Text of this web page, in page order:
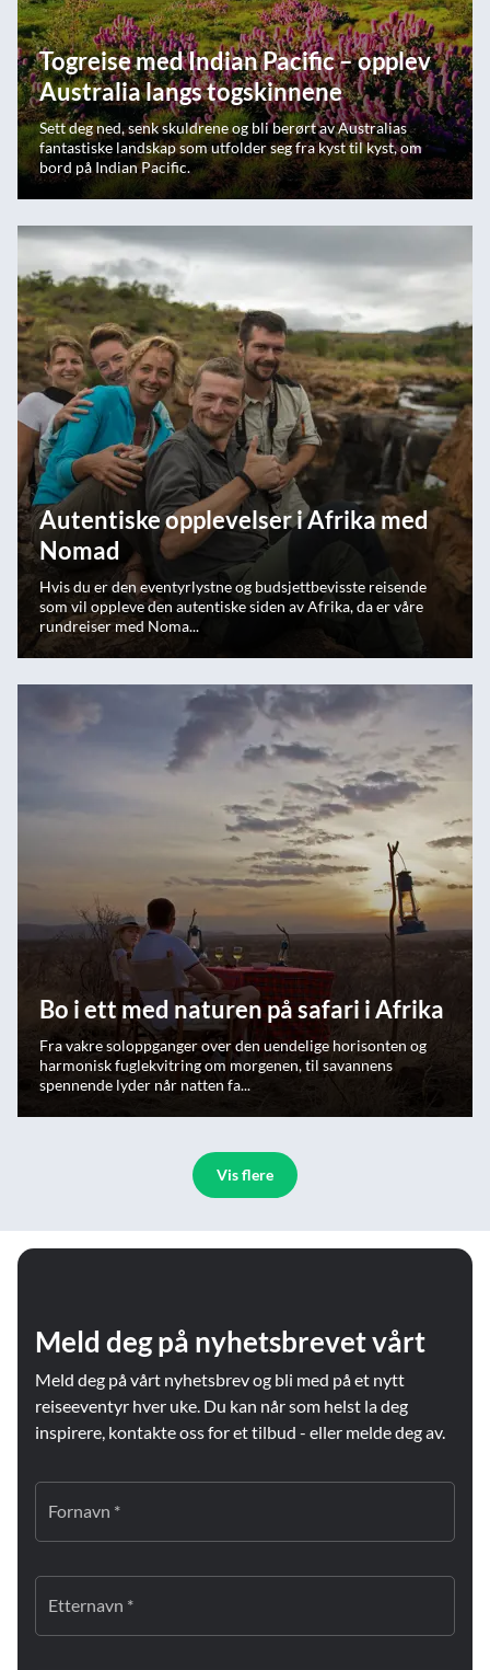
Togreise med Indian Pacific – opplev
Australia langs togskinnene
Sett deg ned, senk skuldrene og bli berørt av Australias
fantastiske landskap som utfolder seg fra kyst til kyst, om
bord på Indian Pacific.
Autentiske opplevelser i Afrika med
Nomad
Hvis du er den eventyrlystne og budsjettbevisste reisende
som vil oppleve den autentiske siden av Afrika, da er våre
rundreiser med Noma...
Bo i ett med naturen på safari i Afrika
Fra vakre soloppganger over den uendelige horisonten og
harmonisk fuglekvitring om morgenen, til savannens
spennende lyder når natten fa...
Vis flere
Meld deg på nyhetsbrevet vårt
Meld deg på vårt nyhetsbrev og bli med på et nytt
reiseeventyr hver uke. Du kan når som helst la deg
inspirere, kontakte oss for et tilbud - eller melde deg av.
Fornavn *
Etternavn *